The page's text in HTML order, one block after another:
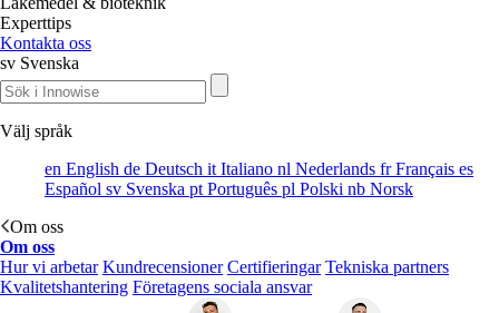
Experttips
Kontakta oss
sv Svenska
Välj språk
en English de Deutsch it Italiano nl Nederlands frFrançais es
Español sv Svenska pt Português pl Polski nb Norsk
Om oss
Om oss
Hur vi arbetar Kundrecensioner Certifieringar Tekniska partners
Kvalitetshantering Företagens sociala ansvar